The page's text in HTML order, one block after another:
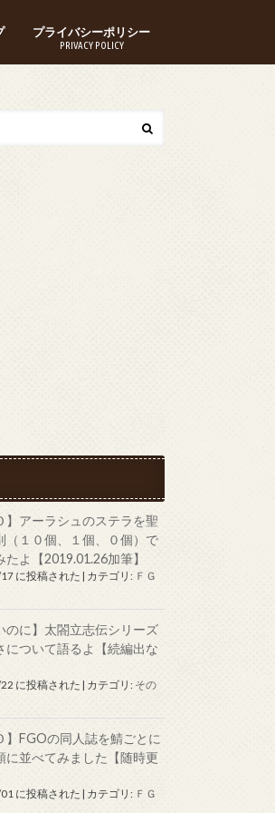
プライバシーポリシー
PRIVACY POLICY
】アーラシュのステラを聖
（１０個、１個、０個）で
たよ【2019.01.26加筆】
に投稿された カテゴリ: ＦＧ
のに】太閤立志伝シリーズ
について語るよ【続編出な
に投稿された | カテゴリ: その
】FGOの同人誌を鯖ごとに
に並べてみました【随時更
に投稿された | カテゴリ: ＦＧ